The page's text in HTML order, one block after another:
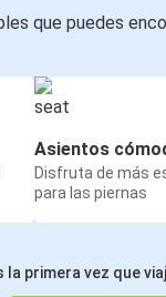
que puedes
Asientos
Disfruta de más
para las piernas
la primera vez que